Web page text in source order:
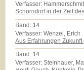
Verfasser:
Schorndorf in der Zeit
Band: 14
Verfasser: Wenzel, Erich
Aus Erfahrungen Zukunft
Band: 14
Verfasser: Steinhauer,